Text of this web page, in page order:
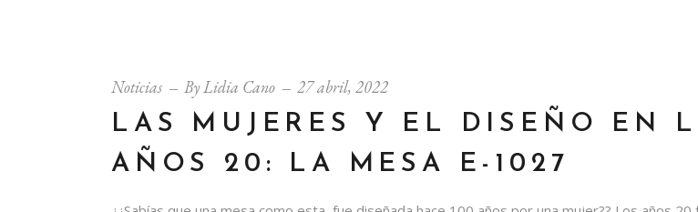
Verano en tu terraza
Noticias ByLidia Cano 27 abril, 2022
LAS MUJERES Y EL DISEÑO EN
AÑOS 20: LA MESA E-1027